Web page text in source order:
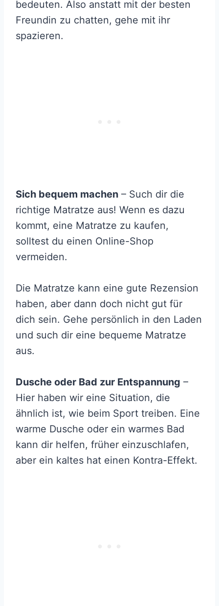
bedeuten. Also anstatt mit der besten
Freundin zu chatten, gehe mit ihr
spazieren.
Sich bequem machen – Such dir die
richtige Matratze aus! Wenn es dazu
kommt, eine Matratze zu kaufen,
solltest du einen Online-Shop
vermeiden.
Die Matratze kann eine gute Rezension
haben, aber dann doch nicht gut für
dich sein. Gehe persönlich in den Laden
und such dir eine bequeme Matratze
aus.
Dusche oder Bad zur Entspannung –
Hier haben wir eine Situation, die
ähnlich ist, wie beim Sport treiben. Eine
warme Dusche oder ein warmes Bad
kann dir helfen, früher einzuschlafen,
aber ein kaltes hat einen Kontra-Effekt.